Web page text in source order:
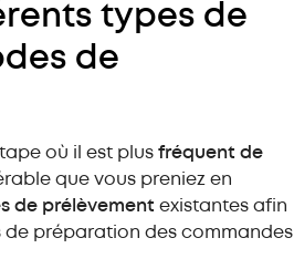
types de
de
où il est plus fréquent de
que vous preniez en
de prélèvement existantes afin
de préparation des commandes